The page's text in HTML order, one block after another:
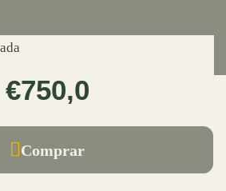
€750,0
Comprar